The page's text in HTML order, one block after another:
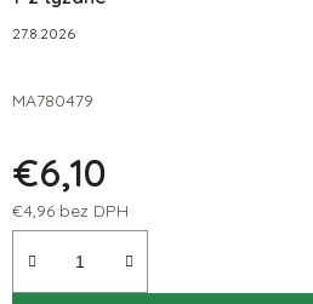
27.8.2026
MA780479
€6,10
€4,96 bez DPH